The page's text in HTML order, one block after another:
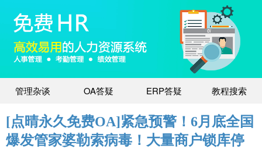
管理杂谈 OA答疑 ERP答疑 教程搜索
[点晴永久免费OA]紧急预警！6月底全国
爆发管家婆勒索病毒！大量商户锁库停